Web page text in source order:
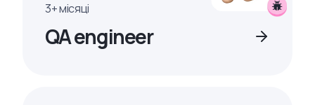
3+ місяці
QA engineer